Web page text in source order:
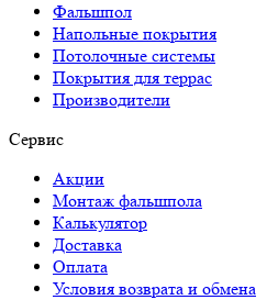
Фальшпол
Напольные покрытия
Потолочные системы
Покрытия для террас
Производители
Сервис
Акции
Монтаж фальшпола
Калькулятор
Доставка
Оплата
Условия возврата и обмена